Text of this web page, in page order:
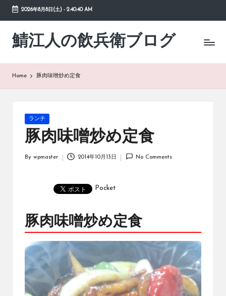
Skip
content
2026年8月8日(土)- 2:40:41 AM
鯖江人の飲兵衛ブログ
日々
の
Home 豚肉味噌炒め定食
Posted
in
ランチ
豚肉味噌炒め定食
By wpmaster 2014年10月13日 No Comments
Pocket
豚肉味噌炒め定食